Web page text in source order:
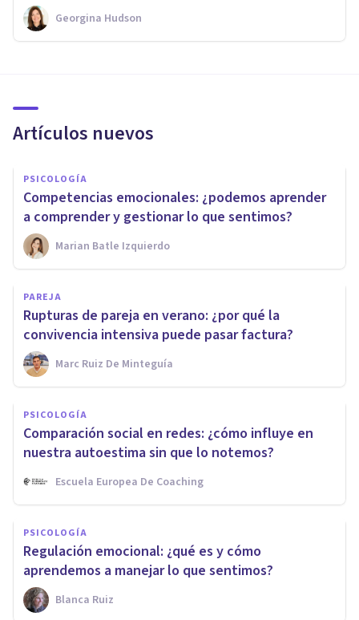
Georgina Hudson
Artículos nuevos
PSICOLOGÍA
Competencias emocionales: ¿podemos aprender
a comprender y gestionar lo que sentimos?
Marian Batle Izquierdo
PAREJA
Rupturas de pareja en verano: ¿por qué la
convivencia intensiva puede pasar factura?
Marc Ruiz De Minteguía
PSICOLOGÍA
Comparación social en redes: ¿cómo influye en
nuestra autoestima sin que lo notemos?
Escuela Europea De Coaching
PSICOLOGÍA
Regulación emocional: ¿qué es y cómo
aprendemos a manejar lo que sentimos?
Blanca Ruiz